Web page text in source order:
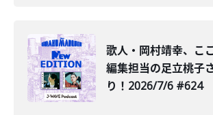
歌人・岡村靖幸、こ
編集担当の足立桃子
り！2026/7/6 #624